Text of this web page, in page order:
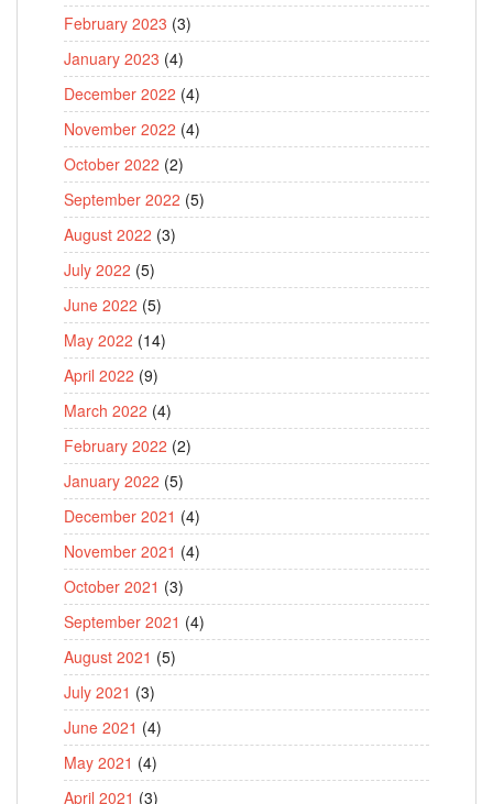
February 2023 (3)
January 2023 (4)
December 2022 (4)
November 2022 (4)
October 2022 (2)
September 2022 (5)
August 2022 (3)
July 2022 (5)
June 2022 (5)
May 2022 (14)
April 2022 (9)
March 2022 (4)
February 2022 (2)
January 2022 (5)
December 2021 (4)
November 2021 (4)
October 2021 (3)
September 2021 (4)
August 2021 (5)
July 2021 (3)
June 2021 (4)
May 2021 (4)
April 2021 (3)